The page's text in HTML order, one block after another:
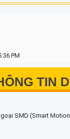
PM
TIN
SMD (Smart